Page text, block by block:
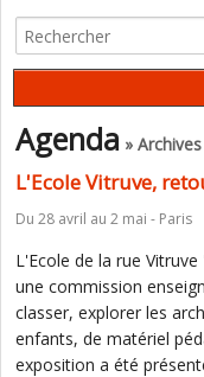
Agenda » Archives
L'Ecole Vitruve,
Du 28 avril au 2 mai - Paris
L'Ecole de la rue
une commission
classer, explorer les
enfants, de matériel
exposition a été